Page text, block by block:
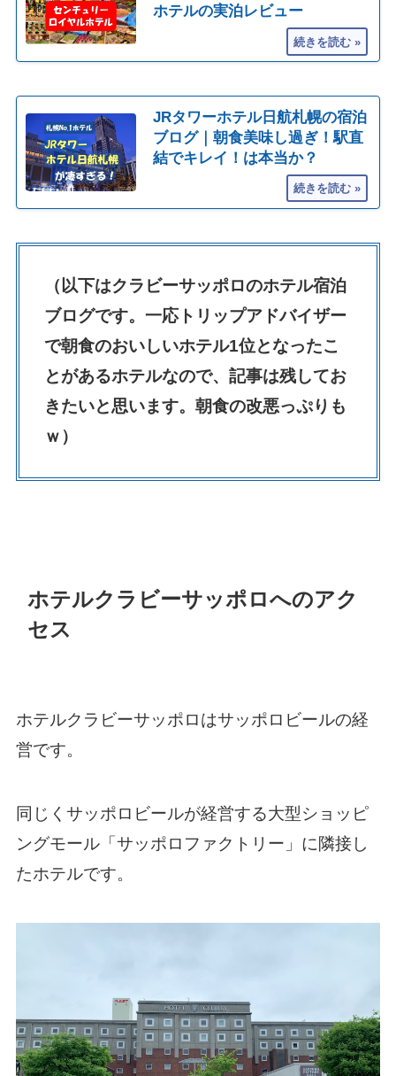
ホテルの実泊レビュー
JRタワーホテル日航札幌の宿泊
ブログ｜朝食美味し過ぎ！駅直
結でキレイ！は本当か？
（以下はクラビーサッポロのホテル宿泊
ブログです。一応トリップアドバイザー
で朝食のおいしいホテル1位となったこ
とがあるホテルなので、記事は残してお
きたいと思います。朝食の改悪っぷりも
ｗ）
ホテルクラビーサッポロへのアク
セス
ホテルクラビーサッポロはサッポロビールの経
営です。
同じくサッポロビールが経営する大型ショッピ
ングモール「サッポロファクトリー」に隣接し
たホテルです。